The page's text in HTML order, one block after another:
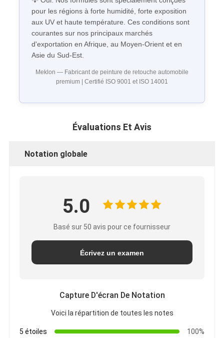
pour les régions à forte humidité, forte exposition
aux UV et haute température. Ces conditions sont
courantes sur nos principaux marchés
d'exportation en Afrique, au Moyen-Orient et en
Asie du Sud-Est.
Meklon — Fabricant de peinture de retouche automobile
premium | Certifié ISO 9001 et ISO 14001
Évaluations Et Avis
Notation globale
5.0
Basé sur 50 avis pour ce fournisseur
Écrivez un examen
Capture D'écran De Notation
Voici la répartition de toutes les notes
5 étoiles
100%